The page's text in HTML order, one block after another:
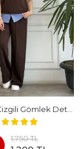
1,750 TL